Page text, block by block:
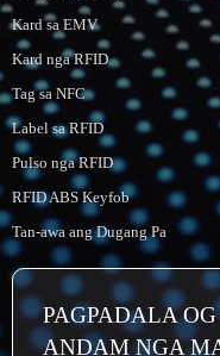
Kard sa EMV
Kard nga RFID
Tag sa NFC
Label sa RFID
Pulso nga RFID
RFID ABS Keyfob
Tan-awa ang Dugang Pa
PAGPADALA
ANDAM NGA